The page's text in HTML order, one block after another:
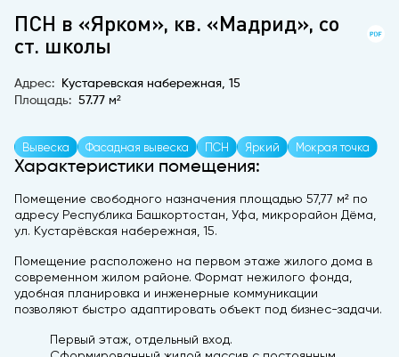
ПСН в «Ярком», кв. «Мадрид», со
ст. школы
Адрес:
Кустаревская набережная, 15
Площадь: 57.77 м²
Вывеска Фасадная вывеска ПСН Яркий Мокрая точка
Характеристики помещения:
Помещение свободного назначения площадью 57,77 м² по
адресу Республика Башкортостан, Уфа, микрорайон Дёма,
ул. Кустарёвская набережная, 15.
Помещение расположено на первом этаже жилого дома в
современном жилом районе. Формат нежилого фонда,
удобная планировка и инженерные коммуникации
позволяют быстро адаптировать объект под бизнес-задачи.
Первый этаж, отдельный вход.